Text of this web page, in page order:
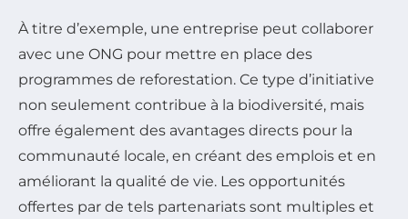
À titre d’exemple, une entreprise peut collaborer
avec une ONG pour mettre en place des
programmes de reforestation. Ce type d’initiative
non seulement contribue à la biodiversité, mais
offre également des avantages directs pour la
communauté locale, en créant des emplois et en
améliorant la qualité de vie. Les opportunités
offertes par de tels partenariats sont multiples et